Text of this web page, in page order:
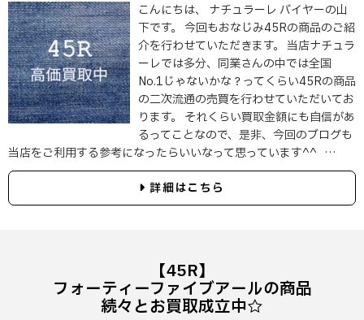
こんにちは、 ナチュラーレ バイヤーの山
下です。 今回もおなじみ45Rの商品のご紹
介を行わせていただきます。 当店ナチュラ
ーレでは多分、同業さんの中では全国
No.1じゃないかな？ってくらい45Rの商品
の二次流通の売買を行わせていただいてお
ります。 それくらい買取金額にも自信があ
るってことなので、是非、今回のブログも
当店をご利用する参考になったらいいなって思っています^^ …
詳細はこちら
【45R】
フォーティーファイブアールの商品
続々とお買取成立中☆